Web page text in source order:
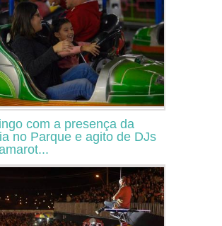
com a presença da
no Parque e agito de DJs